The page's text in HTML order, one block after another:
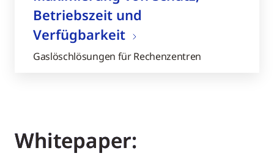
Betriebszeit und
Verfügbarkeit
Gaslöschlösungen für Rechenzentren
Whitepaper: